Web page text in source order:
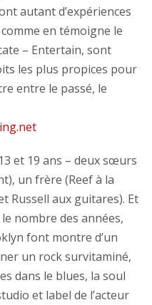
autant d’expériences
en témoigne le
– Entertain, sont
les plus propices pour
entre le passé, le
et 19 ans – deux sœurs
un frère (Reef à la
Russell aux guitares). Et
nombre des années,
font montre d’un
un rock survitaminé,
dans le blues, la soul
et label de l’acteur